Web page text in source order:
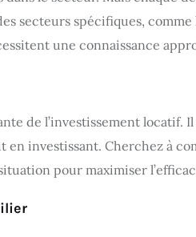
secteurs spécifiques, comme
une connaissance
de l’investissement locatif.
investissant. Cherchez à
pour maximiser